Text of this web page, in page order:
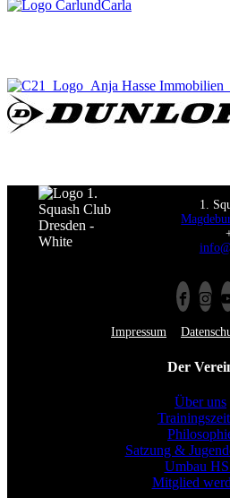
1.
Impressum
Der
Über uns
Satzung &
Umbau
Mitglied